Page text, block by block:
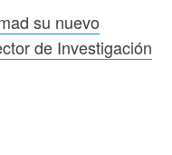
su nuevo
de Investigación